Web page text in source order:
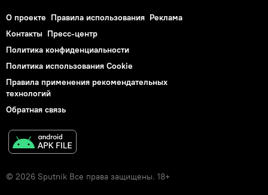
О проекте Правила использования Реклама
Контакты Пресс-центр
Политика конфиденциальности
Политика использования Cookie
Правила применения рекомендательных
технологий
Обратная связь
© 2026 Sputnik Все права защищены. 18+